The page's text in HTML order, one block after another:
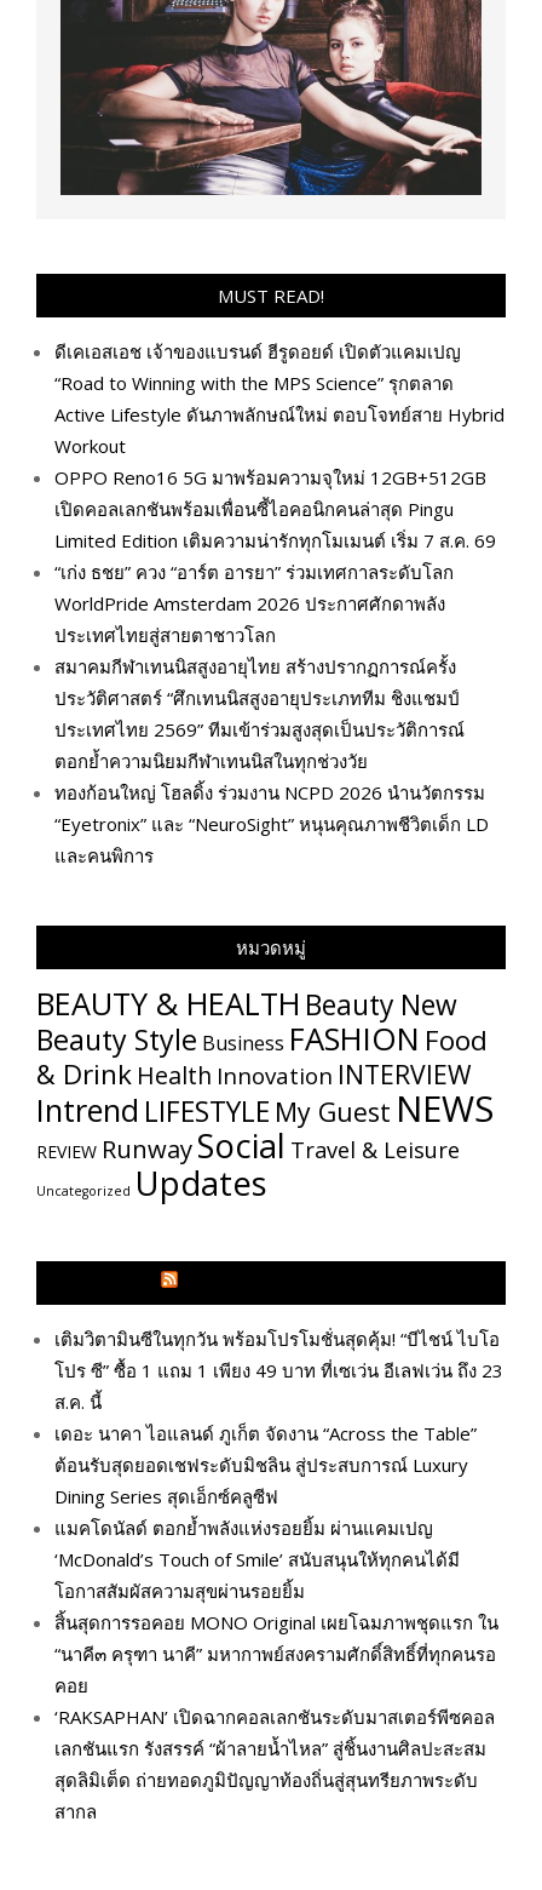
MUST READ!
ดีเคเอสเอช เจ้าของแบรนด์ ฮีรูดอยด์ เปิดตัวแคมเปญ
“Road to Winning with the MPS Science” รุกตลาด
Active Lifestyle ดันภาพลักษณ์ใหม่ ตอบโจทย์สาย Hybrid
Workout
OPPO Reno16 5G มาพร้อมความจุใหม่ 12GB+512GB
เปิดคอลเลกชันพร้อมเพื่อนซี้ไอคอนิกคนล่าสุด Pingu
Limited Edition เติมความน่ารักทุกโมเมนต์ เริ่ม 7 ส.ค. 69
“เก่ง ธชย” ควง “อาร์ต อารยา” ร่วมเทศกาลระดับโลก
WorldPride Amsterdam 2026 ประกาศศักดาพลัง
ประเทศไทยสู่สายตาชาวโลก
สมาคมกีฬาเทนนิสสูงอายุไทย สร้างปรากฏการณ์ครั้ง
ประวัติศาสตร์ “ศึกเทนนิสสูงอายุประเภททีม ชิงแชมป์
ประเทศไทย 2569” ทีมเข้าร่วมสูงสุดเป็นประวัติการณ์
ตอกย้ำความนิยมกีฬาเทนนิสในทุกช่วงวัย
ทองก้อนใหญ่ โฮลดิ้ง ร่วมงาน NCPD 2026 นำนวัตกรรม
“Eyetronix” และ “NeuroSight” หนุนคุณภาพชีวิตเด็ก LD
และคนพิการ
หมวดหมู่
BEAUTY & HEALTH Beauty New
Beauty Style Business FASHION Food
& Drink Health Innovation INTERVIEW
Intrend LIFESTYLE My​ Guest NEWS
REVIEW RunwaySocial Travel & Leisure
Uncategorized Updates
เติมวิตามินซีในทุกวัน พร้อมโปรโมชั่นสุดคุ้ม! “บีไชน์ ไบโอ
โปร ซี” ซื้อ 1 แถม 1 เพียง 49 บาท ที่เซเว่น อีเลฟเว่น ถึง 23
ส.ค. นี้
เดอะ นาคา ไอแลนด์ ภูเก็ต จัดงาน “Across the Table”
ต้อนรับสุดยอดเชฟระดับมิชลิน สู่ประสบการณ์ Luxury
Dining Series สุดเอ็กซ์คลูซีฟ
แมคโดนัลด์ ตอกย้ำพลังแห่งรอยยิ้ม ผ่านแคมเปญ
‘McDonald’s Touch of Smile’ สนับสนุนให้ทุกคนได้มี
โอกาสสัมผัสความสุขผ่านรอยยิ้ม
สิ้นสุดการรอคอย MONO Original เผยโฉมภาพชุดแรก ใน
“นาคี๓ ครุฑา นาคี” มหากาพย์สงครามศักดิ์สิทธิ์ที่ทุกคนรอ
คอย
‘RAKSAPHAN’ เปิดฉากคอลเลกชันระดับมาสเตอร์พีซคอล
เลกชันแรก รังสรรค์ “ผ้าลายน้ำไหล” สู่ชิ้นงานศิลปะสะสม
สุดลิมิเต็ด ถ่ายทอดภูมิปัญญาท้องถิ่นสู่สุนทรียภาพระดับ
สากล